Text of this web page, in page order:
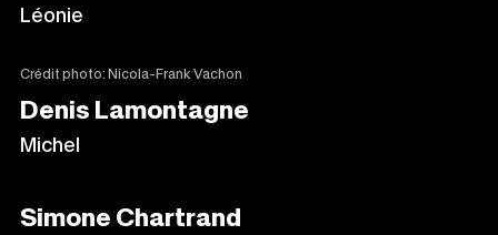
Léonie
Crédit photo: Nicola-Frank Vachon
Denis Lamontagne
Michel
Simone Chartrand